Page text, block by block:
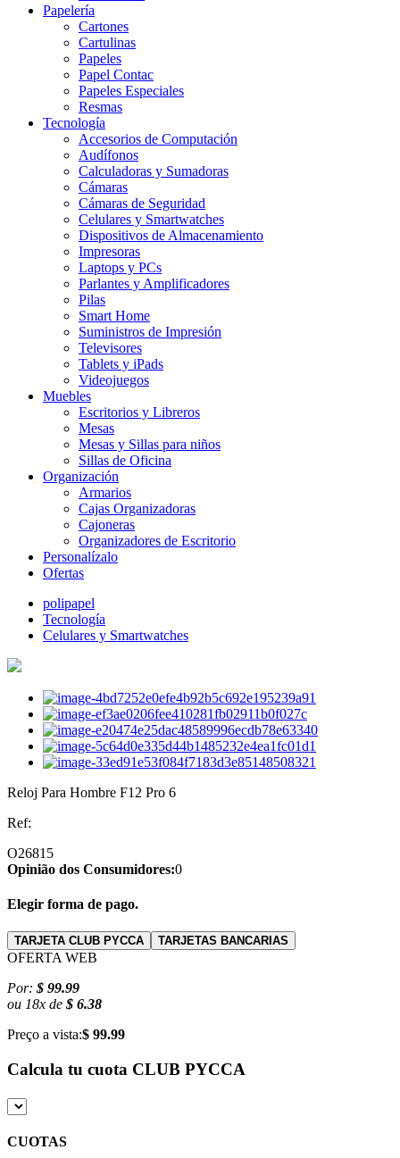
Papelería
Cartones
Cartulinas
Papeles
Papel Contac
Papeles Especiales
Resmas
Tecnología
Accesorios de Computación
Audífonos
Calculadoras y Sumadoras
Cámaras
Cámaras de Seguridad
Celulares y Smartwatches
Dispositivos de Almacenamiento
Impresoras
Laptops y PCs
Parlantes y Amplificadores
Pilas
Smart Home
Suministros de Impresión
Televisores
Tablets y iPads
Videojuegos
Muebles
Escritorios y Libreros
Mesas
Mesas y Sillas para niños
Sillas de Oficina
Organización
Armarios
Cajas Organizadoras
Cajoneras
Organizadores de Escritorio
Personalízalo
Ofertas
polipapel
Tecnología
Celulares y Smartwatches
Reloj Para Hombre F12 Pro 6
Ref:
O26815
Opinião dos Consumidores:0
Elegir forma de pago.
TARJETA CLUB PYCCA TARJETAS BANCARIAS
OFERTA WEB
Por: $ 99.99
ou 18x de $ 6.38
Preço a vista:$ 99.99
Calcula tu cuota CLUB PYCCA
CUOTAS